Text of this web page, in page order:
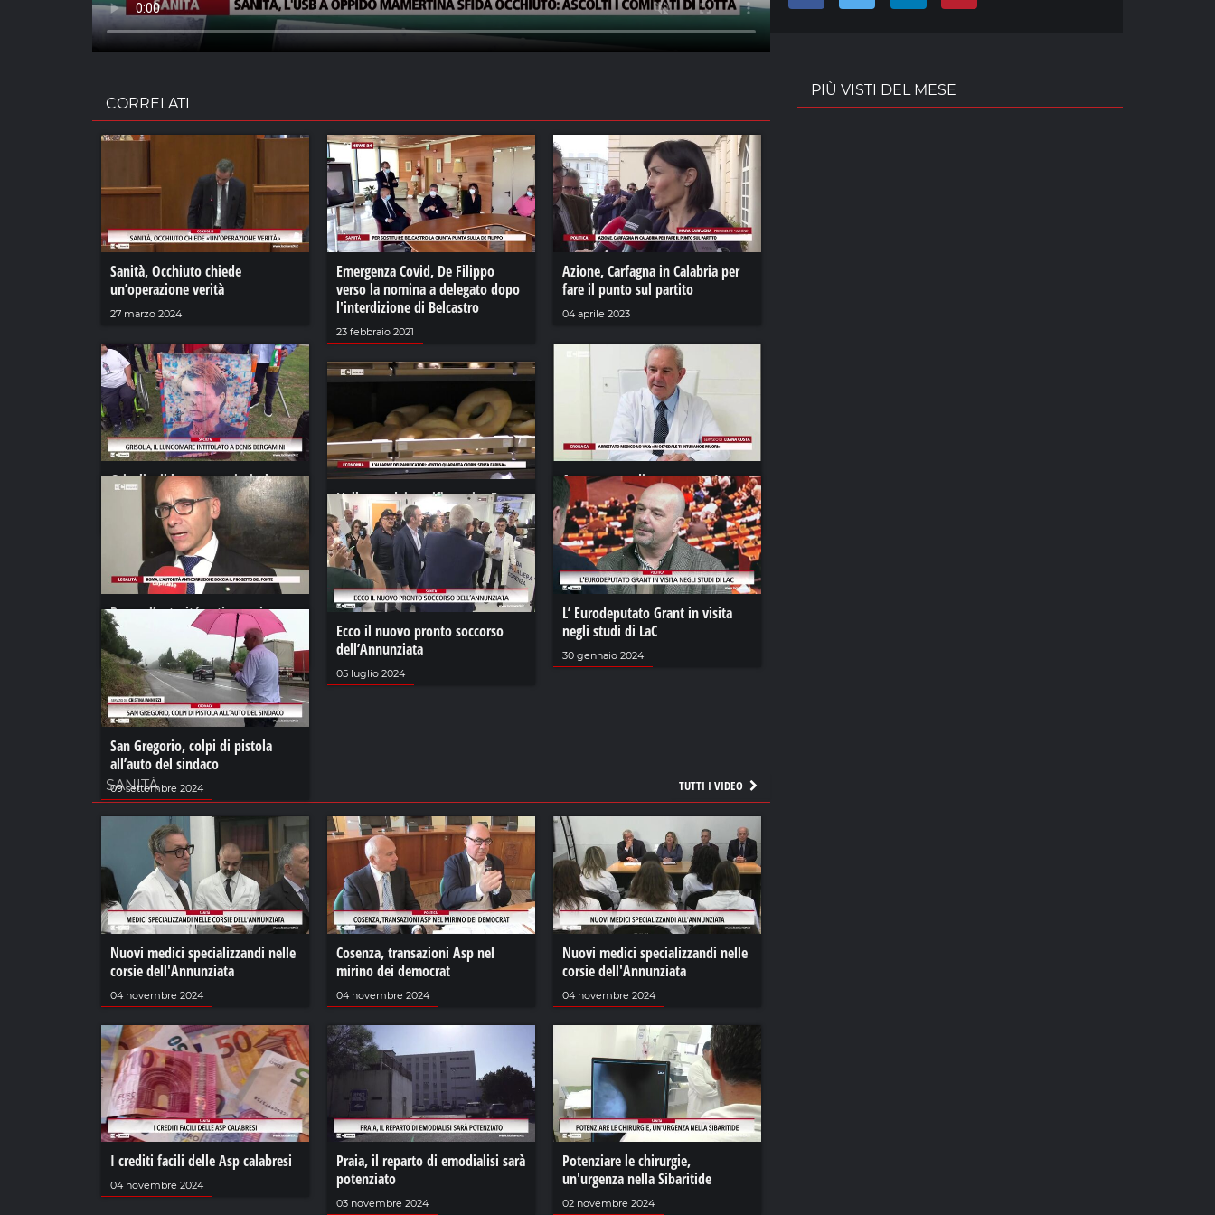
CORRELATI
Sanità, Occhiuto chiede
un’operazione verità
27 marzo 2024
Emergenza Covid, De Filippo
verso la nomina a delegato dopo
l'interdizione di Belcastro
23 febbraio 2021
Azione, Carfagna in Calabria per
fare il punto sul partito
04 aprile 2023
Grisolia, il lungomare intitolato a
Denis Bergamini
18 settembre 2024
Arrestato medico no vax: «In
ospedale ti intubano e muori»
25 gennaio 2022
L'allarme dei panificatori: «Entro
quaranta giorni senza farina»
01 aprile 2022
Roma, l’autoritá anticorruzione
boccia il progetto del ponte
09 giugno 2023
L’ Eurodeputato Grant in visita
negli studi di LaC
30 gennaio 2024
Ecco il nuovo pronto soccorso
dell’Annunziata
05 luglio 2024
San Gregorio, colpi di pistola
all’auto del sindaco
09 settembre 2024 TUTTI I VIDEO
SANITÀ
Nuovi medici specializzandi nelle
corsie dell'Annunziata
04 novembre 2024
Cosenza, transazioni Asp nel
mirino dei democrat
04 novembre 2024
Nuovi medici specializzandi nelle
corsie dell'Annunziata
04 novembre 2024
I crediti facili delle Asp calabresi
04 novembre 2024
Praia, il reparto di emodialisi sarà
potenziato
03 novembre 2024
Potenziare le chirurgie,
un'urgenza nella Sibaritide
02 novembre 2024
PIÙ VISTI DEL MESE